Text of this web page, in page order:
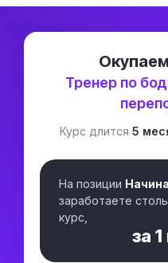
Тренер по
Курс длится 5
На позиции
заработаете
курс,
за